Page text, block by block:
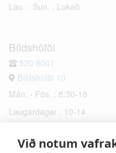
Við notum
Lau. - Sun. : Lokað
Bíldshöfði
520 8001
Bíldshöfði 10
Mán. - Fös. : 8:30-18
Laugardagar : 10-14